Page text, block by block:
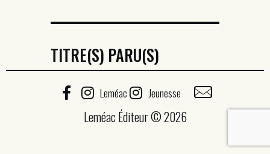
TITRE(S) PARU(S)
Leméac Jeunesse
Leméac Éditeur © 2026